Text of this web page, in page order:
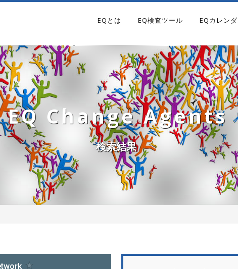
EQとは EQ検査ツール EQカレン
EQ Change Agents
検索結果